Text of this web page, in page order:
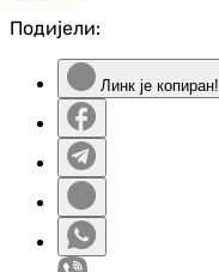
Подијели:
Линк је копиран!